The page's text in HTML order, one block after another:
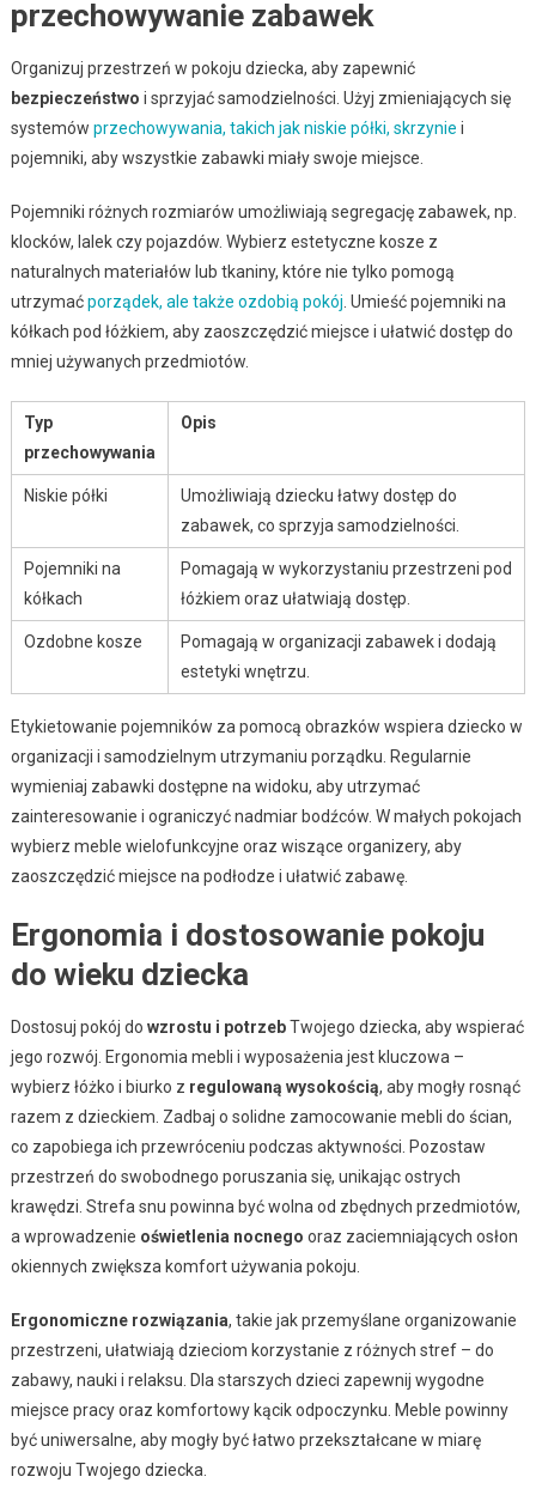
przechowywanie zabawek
Organizuj przestrzeń w pokoju dziecka, aby zapewnić
bezpieczeństwo i sprzyjać samodzielności. Użyj zmieniających się
systemów przechowywania, takich jak niskie półki, skrzynie i
pojemniki, aby wszystkie zabawki miały swoje miejsce.
Pojemniki różnych rozmiarów umożliwiają segregację zabawek, np.
klocków, lalek czy pojazdów. Wybierz estetyczne kosze z
naturalnych materiałów lub tkaniny, które nie tylko pomogą
utrzymaćporządek, ale także ozdobią pokój . Umieść pojemniki na
kółkach pod łóżkiem, aby zaoszczędzić miejsce i ułatwić dostęp do
mniej używanych przedmiotów.
Typ
przechowywania
Opis
Niskie półki
Umożliwiają dziecku łatwy dostęp do
zabawek, co sprzyja samodzielności.
Pojemniki na
kółkach
Pomagają w wykorzystaniu przestrzeni pod
łóżkiem oraz ułatwiają dostęp.
Ozdobne kosze
Pomagają w organizacji zabawek i dodają
estetyki wnętrzu.
Etykietowanie pojemników za pomocą obrazków wspiera dziecko w
organizacji i samodzielnym utrzymaniu porządku. Regularnie
wymieniaj zabawki dostępne na widoku, aby utrzymać
zainteresowanie i ograniczyć nadmiar bodźców. W małych pokojach
wybierz meble wielofunkcyjne oraz wiszące organizery, aby
zaoszczędzić miejsce na podłodze i ułatwić zabawę.
Ergonomia i dostosowanie pokoju
do wieku dziecka
Dostosuj pokój do wzrostu i potrzebTwojego dziecka, aby wspierać
jego rozwój. Ergonomia mebli i wyposażenia jest kluczowa –
wybierz łóżko i biurko z regulowaną wysokością, aby mogły rosnąć
razem z dzieckiem. Zadbaj o solidne zamocowanie mebli do ścian,
co zapobiega ich przewróceniu podczas aktywności. Pozostaw
przestrzeń do swobodnego poruszania się, unikając ostrych
krawędzi. Strefa snu powinna być wolna od zbędnych przedmiotów,
a wprowadzenie oświetlenia nocnego oraz zaciemniających osłon
okiennych zwiększa komfort używania pokoju.
Ergonomiczne rozwiązania, takie jak przemyślane organizowanie
przestrzeni, ułatwiają dzieciom korzystanie z różnych stref – do
zabawy, nauki i relaksu. Dla starszych dzieci zapewnij wygodne
miejsce pracy oraz komfortowy kącik odpoczynku. Meble powinny
być uniwersalne, aby mogły być łatwo przekształcane w miarę
rozwoju Twojego dziecka.